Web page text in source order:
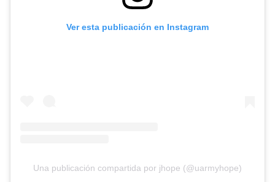
Ver esta publicación en Instagram
Una publicación compartida por jhope (@uarmyhope)